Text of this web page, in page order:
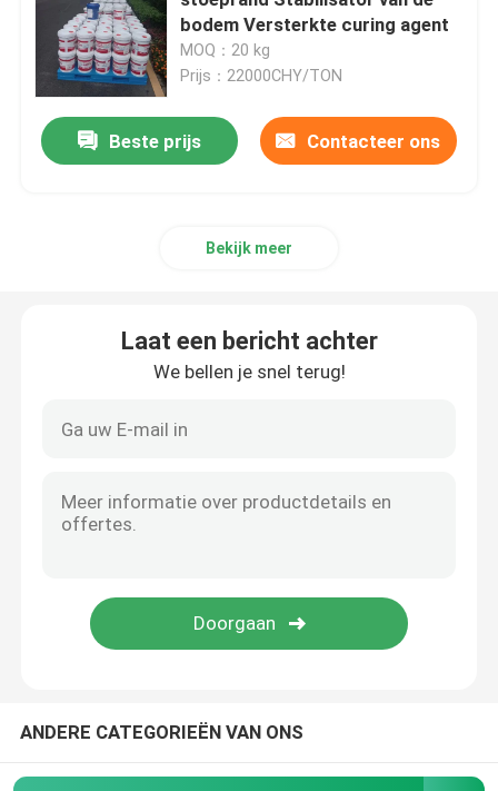
Versterking van slib
Vloeibare bodemstabilisator
Natriumsilicaat van waterglas
Waterhoudend middel
bodem Versterkte curing agent
MOQ：20 kg
Prijs：22000CHY/TON
Beste prijs Contacteer ons
Bekijk meer
Laat een bericht achter
We bellen je snel terug!
ANDERE CATEGORIEËN VAN ONS